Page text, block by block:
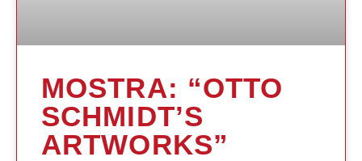
MOSTRA: “OTTO
SCHMIDT’S
ARTWORKS”